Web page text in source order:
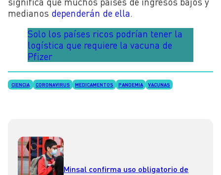
medianos dependerán de ella
Solo los países ricos podrían tener la
logística que requiere la vacuna de
Pfizer
CIENCIA CORONAVIRUS MEDICAMENTOS PANDEMIA VACUNAS
Minsal confirma uso obligatorio de